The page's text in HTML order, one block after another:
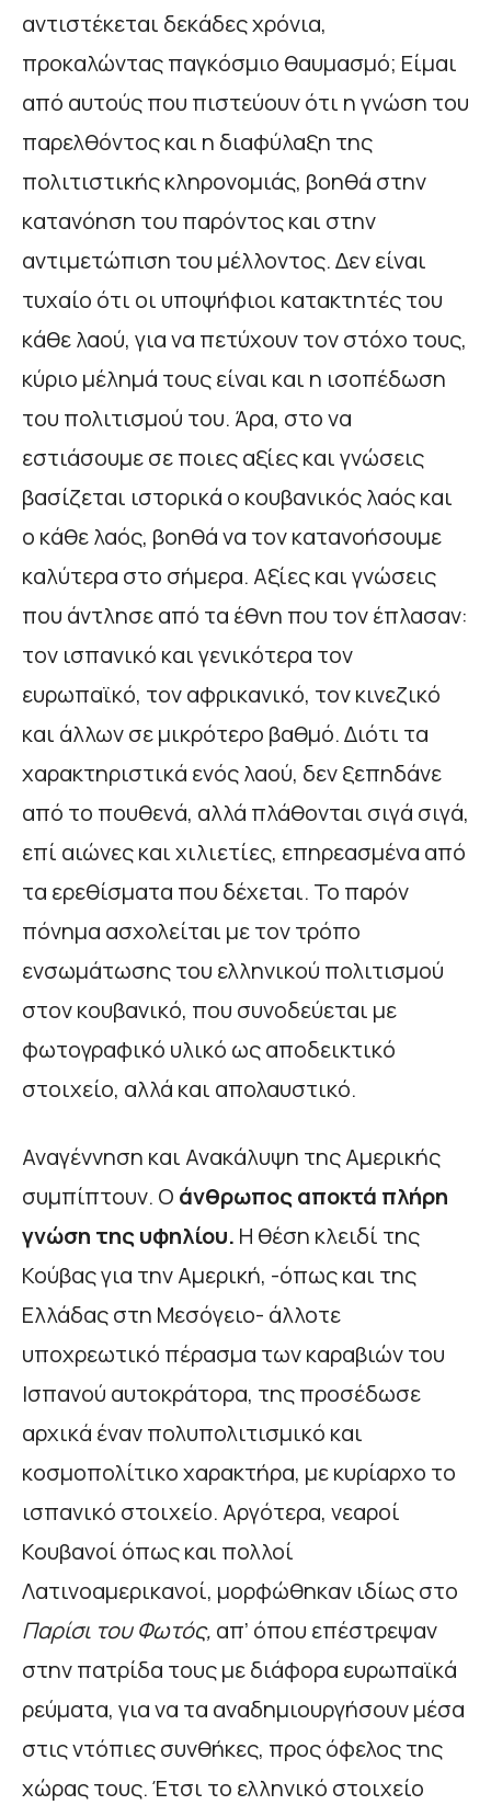
αντιστέκεται δεκάδες χρόνια,
προκαλώντας παγκόσμιο θαυμασμό; Είμαι
από αυτούς που πιστεύουν ότι η γνώση του
παρελθόντος και η διαφύλαξη της
πολιτιστικής κληρονομιάς, βοηθά στην
κατανόηση του παρόντος και στην
αντιμετώπιση του μέλλοντος. Δεν είναι
τυχαίο ότι οι υποψήφιοι κατακτητές του
κάθε λαού, για να πετύχουν τον στόχο τους,
κύριο μέλημά τους είναι και η ισοπέδωση
του πολιτισμού του. Άρα, στο να
εστιάσουμε σε ποιες αξίες και γνώσεις
βασίζεται ιστορικά ο κουβανικός λαός και
ο κάθε λαός, βοηθά να τον κατανοήσουμε
καλύτερα στο σήμερα. Αξίες και γνώσεις
που άντλησε από τα έθνη που τον έπλασαν:
τον ισπανικό και γενικότερα τον
ευρωπαϊκό, τον αφρικανικό, τον κινεζικό
και άλλων σε μικρότερο βαθμό. Διότι τα
χαρακτηριστικά ενός λαού, δεν ξεπηδάνε
από το πουθενά, αλλά πλάθονται σιγά σιγά,
επί αιώνες και χιλιετίες, επηρεασμένα από
τα ερεθίσματα που δέχεται. Το παρόν
πόνημα ασχολείται με τον τρόπο
ενσωμάτωσης του ελληνικού πολιτισμού
στον κουβανικό, που συνοδεύεται με
φωτογραφικό υλικό ως αποδεικτικό
στοιχείο, αλλά και απολαυστικό.
Αναγέννηση και Ανακάλυψη της Αμερικής
συμπίπτουν. Ο άνθρωπος αποκτά πλήρη
γνώση της υφηλίου. Η θέση κλειδί της
Κούβας για την Αμερική, -όπως και της
Ελλάδας στη Μεσόγειο- άλλοτε
υποχρεωτικό πέρασμα των καραβιών του
Ισπανού αυτοκράτορα, της προσέδωσε
αρχικά έναν πολυπολιτισμικό και
κοσμοπολίτικο χαρακτήρα, με κυρίαρχο το
ισπανικό στοιχείο. Αργότερα, νεαροί
Κουβανοί όπως και πολλοί
Λατινοαμερικανοί, μορφώθηκαν ιδίως στο
Παρίσι του Φωτός, απ’ όπου επέστρεψαν
στην πατρίδα τους με διάφορα ευρωπαϊκά
ρεύματα, για να τα αναδημιουργήσουν μέσα
στις ντόπιες συνθήκες, προς όφελος της
χώρας τους. Έτσι το ελληνικό στοιχείο